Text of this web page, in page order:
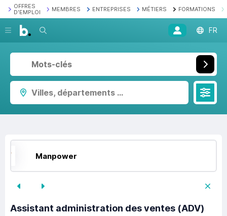
OFFRES
D'EMPLOI
MEMBRES ENTREPRISES MÉTIERS FORMATIONS
Recherche FR
Villes, départements ...
Manpower
Assistant administration des ventes (ADV)